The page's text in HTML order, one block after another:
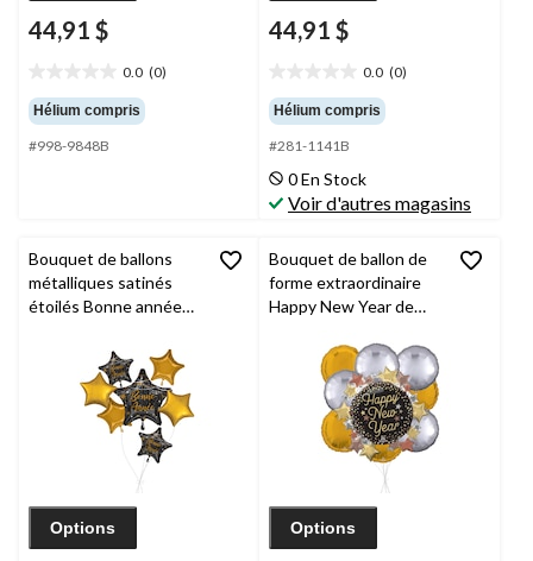
44,91 $
0.0 (0)
étoile(s)
sur
5.
Hélium compris
#998-9848B
44,91 $
0.0 (0)
étoile(s)
sur
5.
Hélium compris
#281-1141B
0 En Stock
Voir d'autres magasins
Bouquet de ballons
métalliques satinés
étoilés Bonne année
métalliques étoilés,
noir/doré, paq. 7,
gonflage à l’hélium et
ruban inclus, pour veille
Options
Bouquet de ballon de
forme extraordinaire
Happy New Year de
ballons ronds en
aluminium,
doré/argenté, paq. 9,
gonflage à l'hélium et
ruban inclus
Options